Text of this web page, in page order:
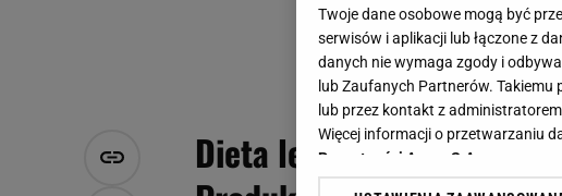
Dieta lekkostrawna. Co
Twoje dane osobowe mogą być
serwisów i aplikacji lub łączone z
danych nie wymaga zgody i
lub Zaufanych Partnerów.
lub przez kontakt z
Więcej informacji o przetwarzaniu
Prywatności Agora S.A.